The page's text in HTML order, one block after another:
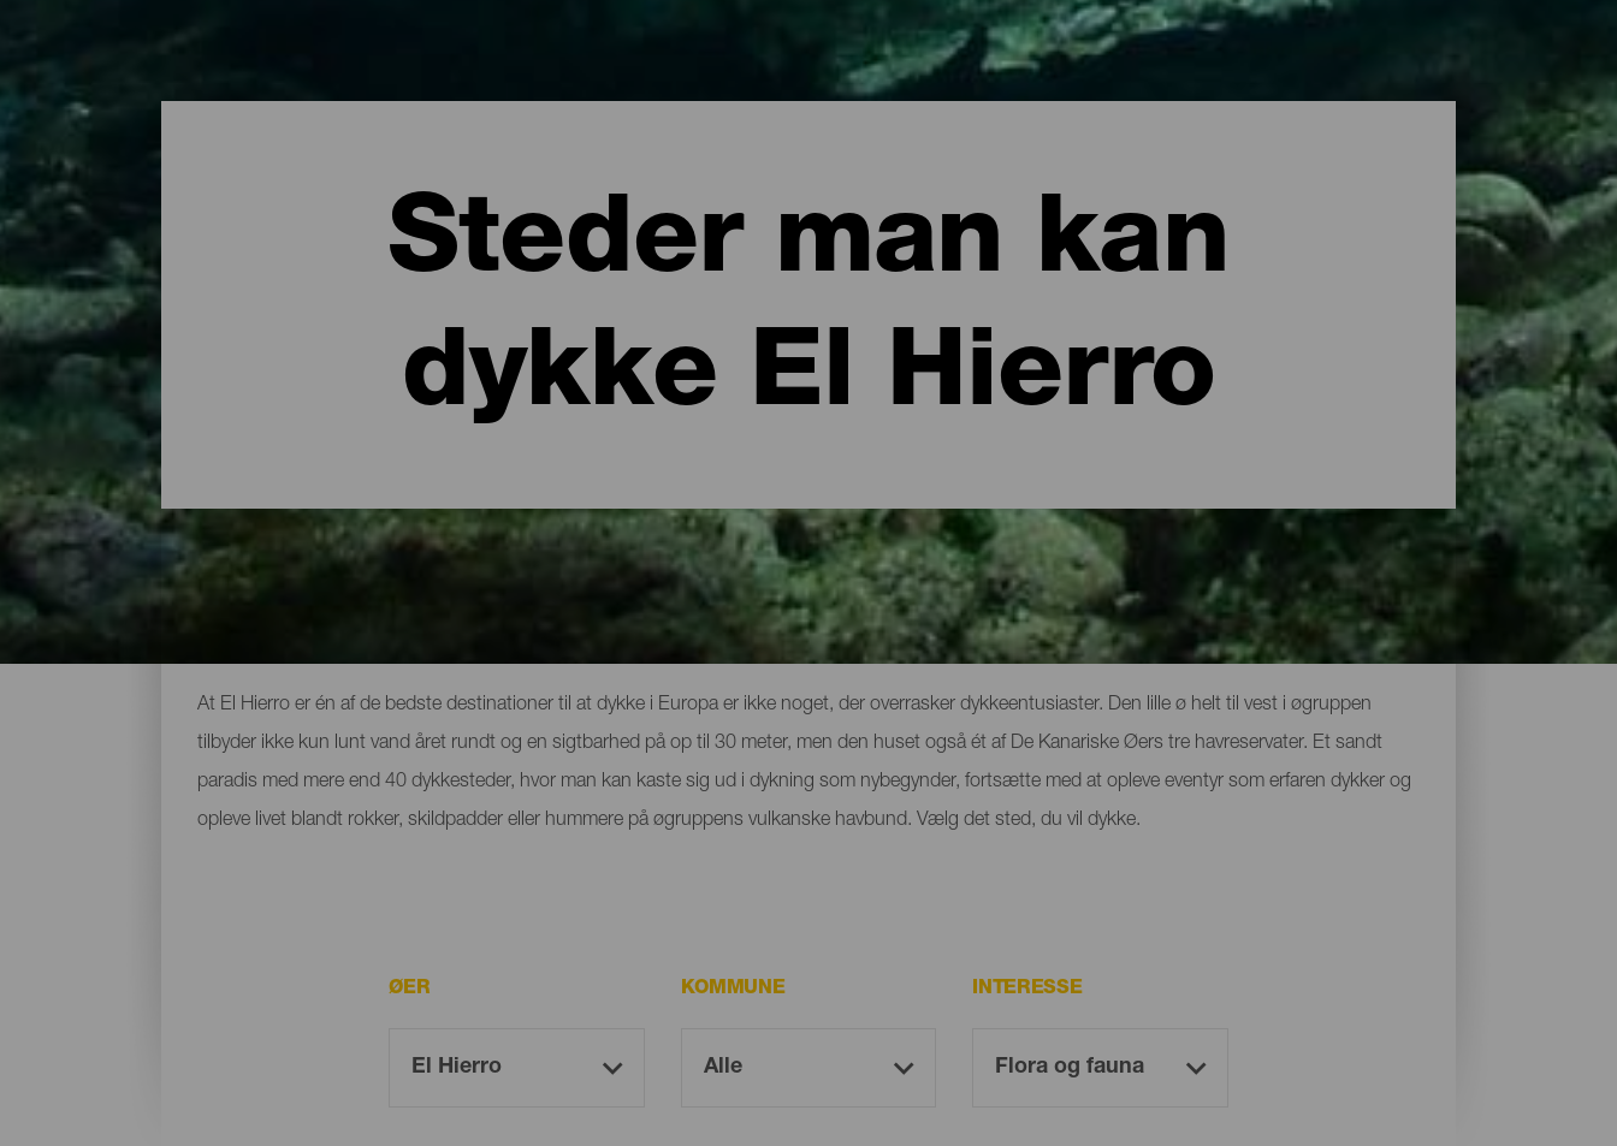
Steder man kan
dykke El Hierro
De bedste steder til dykning på El Hierro
At El Hierro er én af de bedste destinationer til at dykke i Europa er ikke noget, der overrasker dykkeentusiaster. Den lille ø helt til vest i øgruppen
tilbyder ikke kun lunt vand året rundt og en sigtbarhed på op til 30 meter, men den huset også ét af De Kanariske Øers tre havreservater. Et sandt
paradis med mere end 40 dykkesteder, hvor man kan kaste sig ud i dykning som nybegynder, fortsætte med at opleve eventyr som erfaren dykker og
opleve livet blandt rokker, skildpadder eller hummere på øgruppens vulkanske havbund. Vælg det sted, du vil dykke.
ØER KOMMUNE INTERESSE